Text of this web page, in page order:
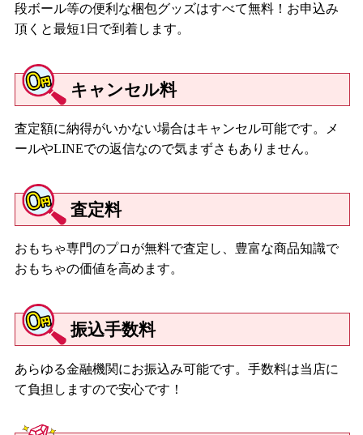
ネオブライス グッディ・ガール・ゴーゴー/ネオブライス マンデ
ィコットンキャンディ/ネオブライス ローシェックモルセー/ネオ
ークレット/ネオブライス CWC限定 13周年アニバーサリー ネオブ
ライス レジーナ・アーウェン/ネオブライス カントリーサマー/ネ
オブライス ディディーユリーカ/ネオブライス CWC限定ブライス
ビアンカパール/ネオブライス カデンスマジョレット/ネオブライ
ス ハスブロ限定ネオブライス カーリーブルーベイブ/ネオブライ
ネオブライス ジュニームニーキューティー
ネオブライス ブリング・ブリング・パーティー・ファー/ネオブラ
イス マラケシュ メランジュ/ネオブライス CWC限定ネオブライ
ル-/ネオブライス サリー・サルマガンディ/ネオブライス ジェーン
レフロイ/ネオブライス ハスブロ限定ネオブライス スプライトビ
ューティー/ネオブライス レジュネット/ネオブライス チェリー ビ
ーチ サンセット/ネオブライス CWC限定 14周年アニバーサリー ネ
オブライス ドフィーヌ ドリーム/ネオブライス チェックイットア
カドリーユー＆ミー/ネオブライス ダークラビットホール/ネオブ
段ボール等の便利な梱包グッズはすべて無料！お申込み
頂くと最短1日で到着します。
キャンセル料
査定額に納得がいかない場合はキャンセル可能です。メ
ールやLINEでの返信なので気まずさもありません。
査定料
おもちゃ専門のプロが無料で査定し、豊富な商品知識で
おもちゃの価値を高めます。
振込手数料
あらゆる金融機関にお振込み可能です。手数料は当店に
て負担しますので安心です！